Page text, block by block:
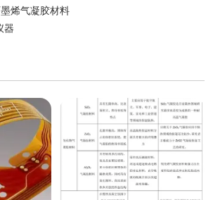
烯气凝胶材料
器